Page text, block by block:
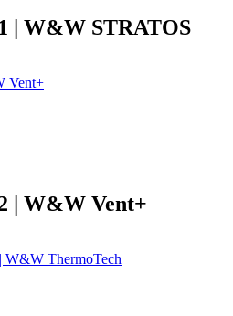
| W&W STRATOS
Vent+
| W&W Vent+
W&W ThermoTech